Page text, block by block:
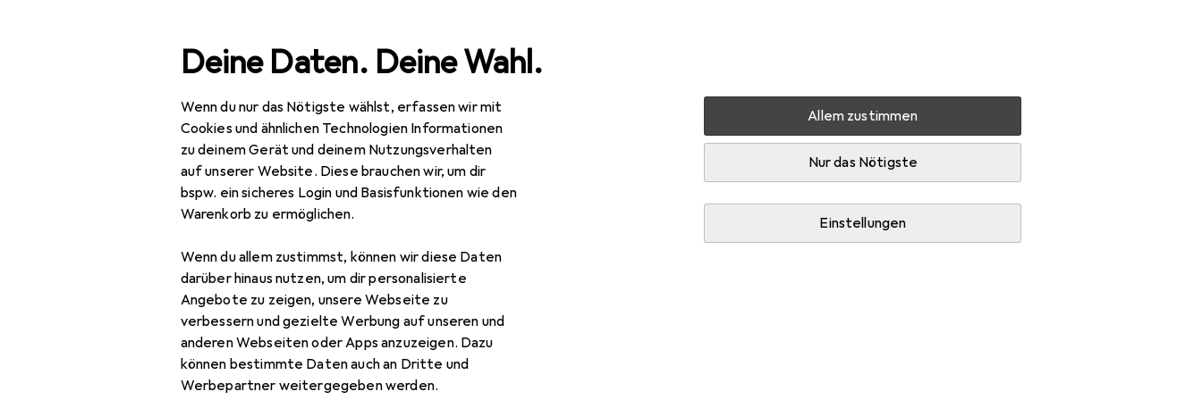
Deine Daten. Deine Wahl.
Wenn du nur das Nötigste wählst, erfassen wir mit
Cookies und ähnlichen Technologien Informationen
zu deinem Gerät und deinem Nutzungsverhalten
auf unserer Website. Diese brauchen wir, um dir
bspw. ein sicheres Login und Basisfunktionen wie den
Warenkorb zu ermöglichen.
Wenn du allem zustimmst, können wir diese Daten
darüber hinaus nutzen, um dir personalisierte
Angebote zu zeigen, unsere Webseite zu
verbessern und gezielte Werbung auf unseren und
anderen Webseiten oder Apps anzuzeigen. Dazu
können bestimmte Daten auch an Dritte und
Werbepartner weitergegeben werden.
Allem zustimmen
Nur das Nötigste
Einstellungen
Navigation nach Kategorien Large Print Press